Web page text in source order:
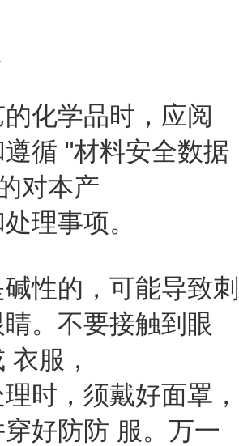
化学品时，应阅
循 "材料安全数据
对本产
理事项。
性的，可能导致刺
。不要接触到眼
服，
时，须戴好面罩，
好防防 服。万一